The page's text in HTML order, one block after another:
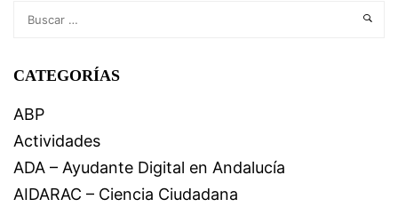
CATEGORÍAS
ABP
Actividades
ADA – Ayudante Digital en Andalucía
AIDARAC – Ciencia Ciudadana